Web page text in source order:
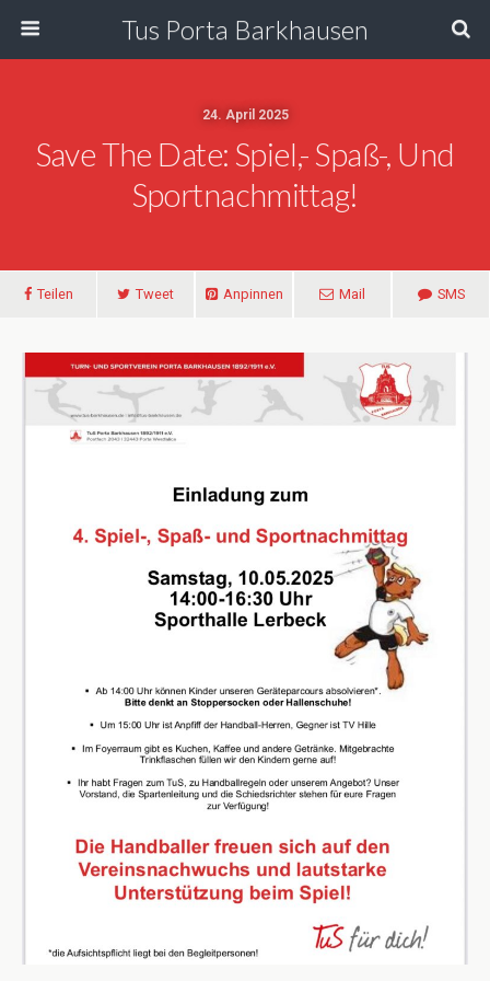
Tus Porta Barkhausen
24. April 2025
Save The Date: Spiel,- Spaß-, Und
Sportnachmittag!
Teilen Tweet Anpinnen Mail SMS